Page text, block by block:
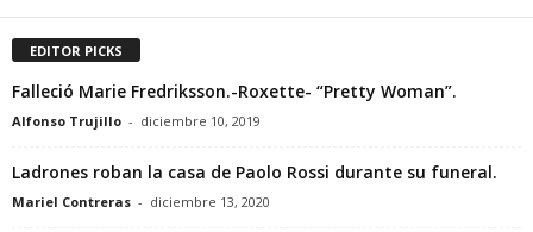
EDITOR PICKS
Falleció Marie Fredriksson.-Roxette- “Pretty Woman”.
Alfonso Trujillo - diciembre 10, 2019
Ladrones roban la casa de Paolo Rossi durante su funeral.
Mariel Contreras - diciembre 13, 2020